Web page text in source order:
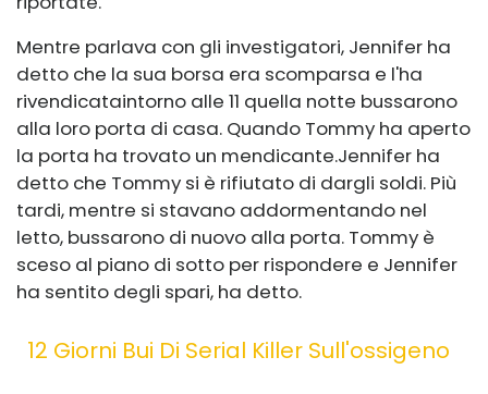
Mentre parlava con gli investigatori, Jennifer ha
detto che la sua borsa era scomparsa e l'ha
rivendicataintorno alle 11 quella notte bussarono
alla loro porta di casa. Quando Tommy ha aperto
la porta ha trovato un mendicante.Jennifer ha
detto che Tommy si è rifiutato di dargli soldi. Più
tardi, mentre si stavano addormentando nel
letto, bussarono di nuovo alla porta. Tommy è
sceso al piano di sotto per rispondere e Jennifer
ha sentito degli spari, ha detto.
12 Giorni Bui Di Serial Killer Sull'ossigeno